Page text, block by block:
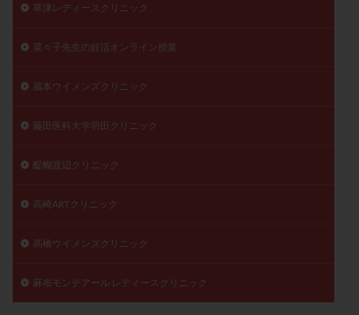
草津レディースクリニック
菜々子先生の妊活オンライン授業
蔵本ウイメンズクリニック
藤田医科大学羽田クリニック
醍醐渡辺クリニック
高崎ARTクリニック
高橋ウイメンズクリニック
麻布モンテアール レディースクリニック